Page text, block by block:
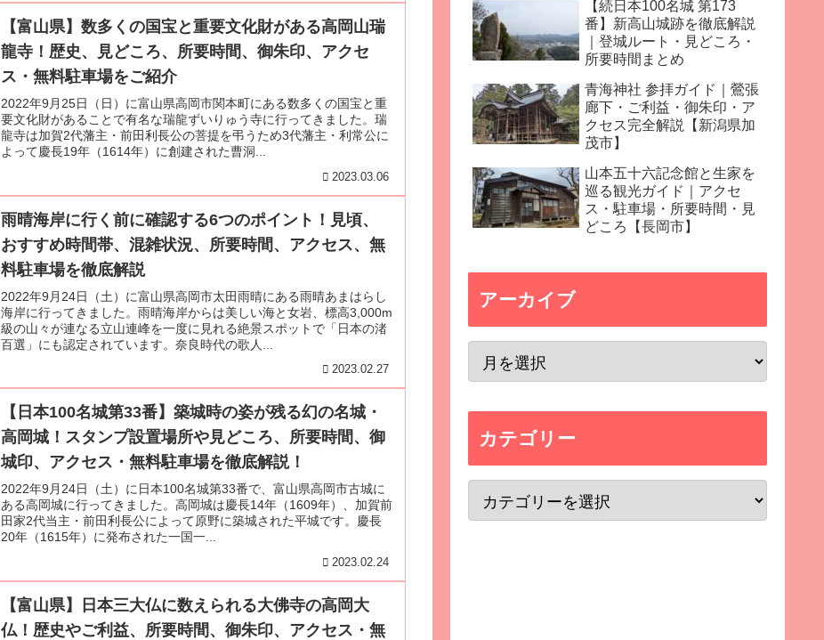
【富山県】数多くの国宝と重要文化財がある高岡山瑞
龍寺！歴史、見どころ、所要時間、御朱印、アクセ
ス・無料駐車場をご紹介
2022年9月25日（日）に富山県高岡市関本町にある数多くの国宝と重
要文化財があることで有名な瑞龍ずいりゅう寺に行ってきました。瑞
龍寺は加賀2代藩主・前田利長公の菩提を弔うため3代藩主・利常公に
よって慶長19年（1614年）に創建された曹洞...
2023.03.06
雨晴海岸に行く前に確認する6つのポイント！見頃、
おすすめ時間帯、混雑状況、所要時間、アクセス、無
料駐車場を徹底解説
2022年9月24日（土）に富山県高岡市太田雨晴にある雨晴あまはらし
海岸に行ってきました。雨晴海岸からは美しい海と女岩、標高3,000m
級の山々が連なる立山連峰を一度に見れる絶景スポットで「日本の渚
百選」にも認定されています。奈良時代の歌人...
2023.02.27
【日本100名城第33番】築城時の姿が残る幻の名城・
高岡城！スタンプ設置場所や見どころ、所要時間、御
城印、アクセス・無料駐車場を徹底解説！
2022年9月24日（土）に日本100名城第33番で、富山県高岡市古城に
ある高岡城に行ってきました。高岡城は慶長14年（1609年）、加賀前
田家2代当主・前田利長公によって原野に築城された平城です。慶長
20年（1615年）に発布された一国一...
2023.02.24
【富山県】日本三大仏に数えられる大佛寺の高岡大
仏！歴史やご利益、所要時間、御朱印、アクセス・無
【続日本100名城 第173
番】新高山城跡を徹底解説
｜登城ルート・見どころ・
所要時間まとめ
青海神社 参拝ガイド｜鶯張
廊下・ご利益・御朱印・ア
クセス完全解説【新潟県加
茂市】
山本五十六記念館と生家を
巡る観光ガイド｜アクセ
ス・駐車場・所要時間・見
どころ【長岡市】
アーカイブ
カテゴリー